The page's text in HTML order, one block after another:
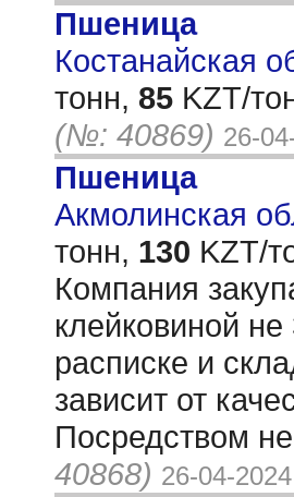
Пшеница
Костанайская
тонн, 85 KZT/
(№: 40869) 26-
Пшеница
Акмолинская
тонн, 130 KZT/
Компания
клейковиной
расписке и
зависит от
Посредством
40868) 26-04-2024